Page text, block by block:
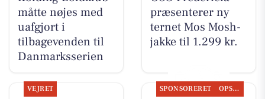
måtte nøjes med
uafgjort i
tilbagevenden til
Danmarksserien
præsenterer ny
ternet Mos Mosh-
jakke til 1.299 kr.
VEJRET SPONSORERET OPSLAGSTAVLEN